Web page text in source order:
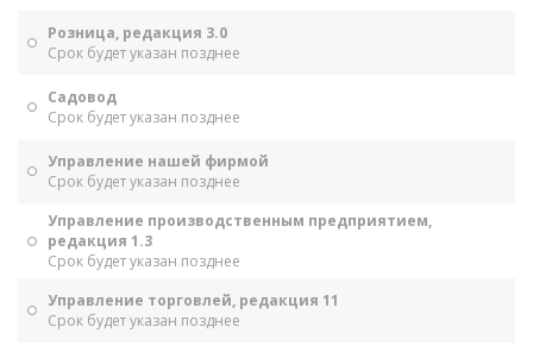
Розница, редакция 3.0
Срок будет указан позднее
Садовод
Срок будет указан позднее
Управление нашей фирмой
Срок будет указан позднее
Управление производственным предприятием,
редакция 1.3
Срок будет указан позднее
Управление торговлей, редакция 11
Срок будет указан позднее